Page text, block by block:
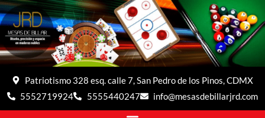
Patriotismo 328 esq. calle 7, San Pedro de los Pinos, CDMX
5552719924
5555440247 info@mesasdebillarjrd.com